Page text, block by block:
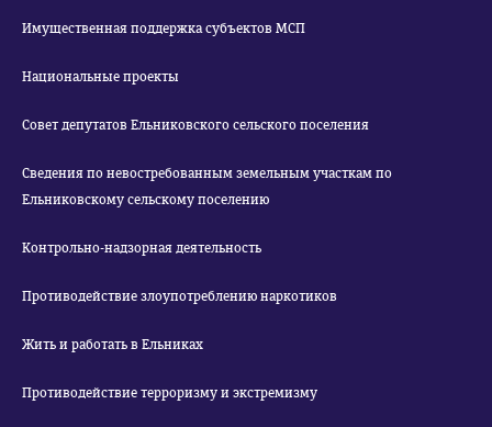
Имущественная поддержка субъектов МСП
Национальные проекты
Совет депутатов Ельниковского сельского поселения
Сведения по невостребованным земельным участкам по
Ельниковскому сельскому поселению
Контрольно-надзорная деятельность
Противодействие злоупотреблению наркотиков
Жить и работать в Ельниках
Противодействие терроризму и экстремизму